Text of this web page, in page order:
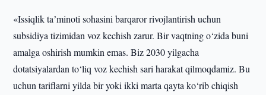
«Issiqlik taʼminoti sohasini barqaror rivojlantirish uchun
subsidiya tizimidan voz kechish zarur. Bir vaqtning o‘zida buni
amalga oshirish mumkin emas. Biz 2030 yilgacha
dotatsiyalardan to‘liq voz kechish sari harakat qilmoqdamiz. Bu
uchun tariflarni yilda bir yoki ikki marta qayta ko‘rib chiqish